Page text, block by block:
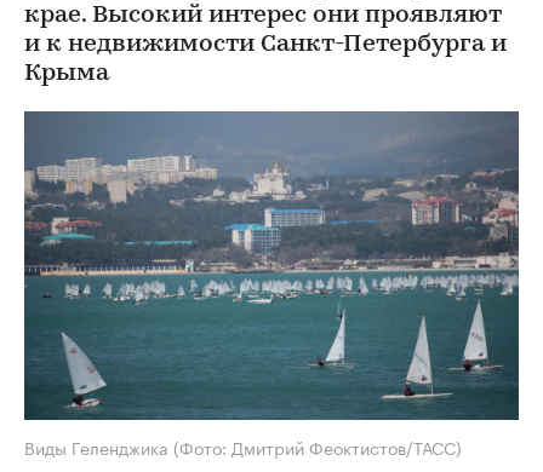
крае. Высокий интерес они проявляют
и к недвижимости Санкт-Петербурга и
Крыма
Виды Геленджика (Фото: Дмитрий Феоктистов/ТАСС)